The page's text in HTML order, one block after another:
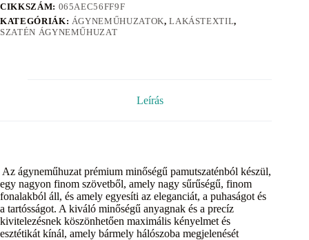
CIKKSZÁM: 065AEC56FF9F
KATEGÓRIÁK: ÁGYNEMŰHUZATOK,LAKÁSTEXTIL,
SZATÉN ÁGYNEMŰHUZAT
Leírás
Az ágyneműhuzat prémium minőségű pamutszaténból készül,
egy nagyon finom szövetből, amely nagy sűrűségű, finom
fonalakból áll, és amely egyesíti az eleganciát, a puhaságot és
a tartósságot. A kiváló minőségű anyagnak és a precíz
kivitelezésnek köszönhetően maximális kényelmet és
esztétikát kínál, amely bármely hálószoba megjelenését